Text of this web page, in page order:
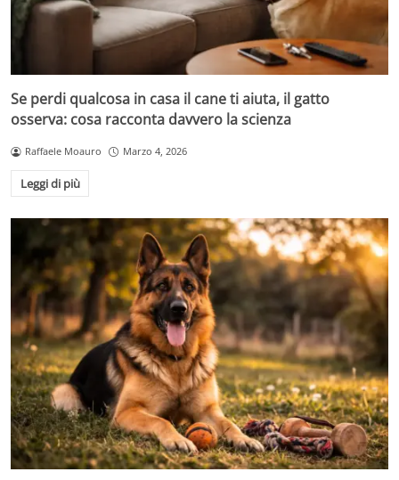
Se perdi qualcosa in casa il cane ti aiuta, il gatto
osserva: cosa racconta davvero la scienza
Raffaele Moauro Marzo 4, 2026
Leggi di più